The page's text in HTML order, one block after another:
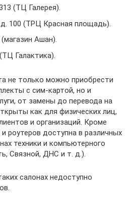
(ТЦ Галерея).
100 (ТРЦ Красная площадь).
Ашан).
Галактика).
не только можно приобрести
с сим-картой, но и
от замены до перевода на
как для физических лиц,
и организаций. Кроме
роутеров доступна в различных
техники и компьютерного
Связной, ДНС и т. д.).
салонах недоступно